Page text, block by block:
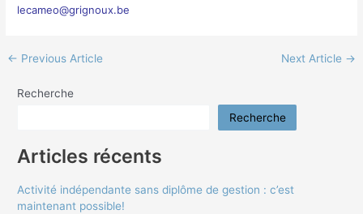
lecameo@grignoux.be
← Previous Article Next Article →
Recherche
Recherche
Articles récents
Activité indépendante sans diplôme de gestion : c’est
maintenant possible!